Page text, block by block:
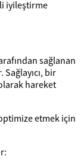
iyileştirme
sağlanan
bir
hareket
etmek için